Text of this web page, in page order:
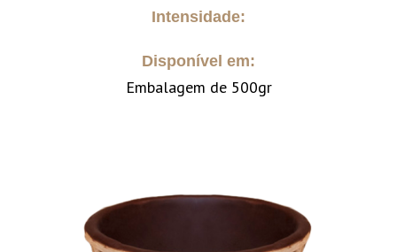
Intensidade:
Disponível em:
Embalagem de 500gr